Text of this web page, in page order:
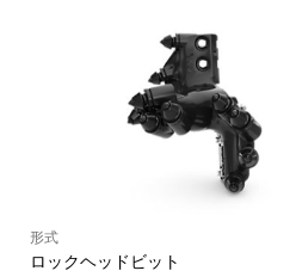
形式
ロックヘッドビット